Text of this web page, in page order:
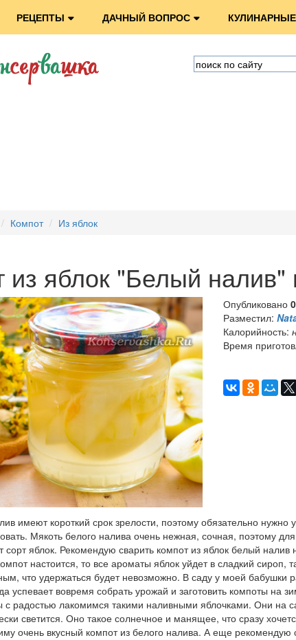
РЕЦЕПТЫ ДАЧНЫЙ ВОПРОС
Компот Из яблок
из яблок "Белый налив"
Опубликовано
Разместил:
Калорийность:
Время
имеют короткий срок зрелости, поэтому обязательно нужно
Мякоть белого налива очень нежная, сочная, поэтому
сорт яблок. Рекомендую сварить компот из яблок белый
настоится, то все ароматы яблок уйдет в сладкий сироп,
что удержаться будет невозможно. В саду у моей бабушки
успевает вовремя собрать урожай и заготовить компоты на
с радостью лакомимся такими наливными яблочками. Они на
светится. Оно такое солнечное и манящее, что сразу
очень вкусный компот из белого налива. А еще рекомендую